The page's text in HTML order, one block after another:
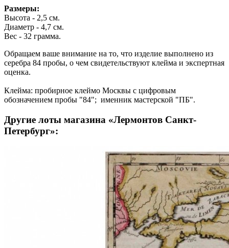
Размеры:
Высота - 2,5 см.
Диаметр - 4,7 см.
Вес - 32 грамма.
Обращаем ваше внимание на то, что изделие выполнено из
серебра 84 пробы, о чем свидетельствуют клейма и экспертная
оценка.
Клейма: пробирное клеймо Москвы с цифровым
обозначением пробы "84"; именник мастерской "ПБ".
Другие лоты магазина «Лермонтов Санкт-
Петербург»: